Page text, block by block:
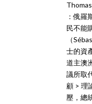
：俄
民不能
（
士的資
道主澳
議所取
顧 > 理
壓，總